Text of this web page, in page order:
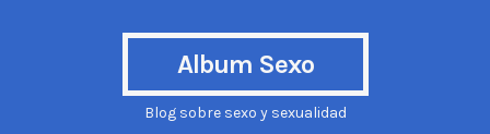
Album Sexo
Blog sobre sexo y sexualidad